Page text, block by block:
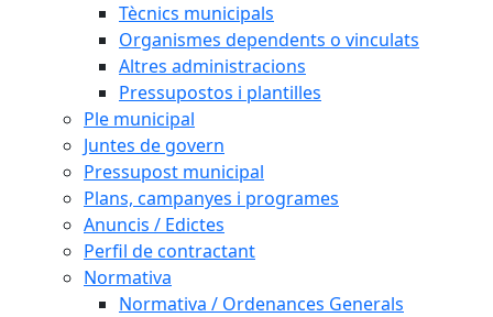
Tècnics municipals
Organismes dependents o vinculats
Altres administracions
Pressupostos i plantilles
Ple municipal
Juntes de govern
Pressupost municipal
Plans, campanyes i programes
Anuncis / Edictes
Perfil de contractant
Normativa
Normativa / Ordenances Generals